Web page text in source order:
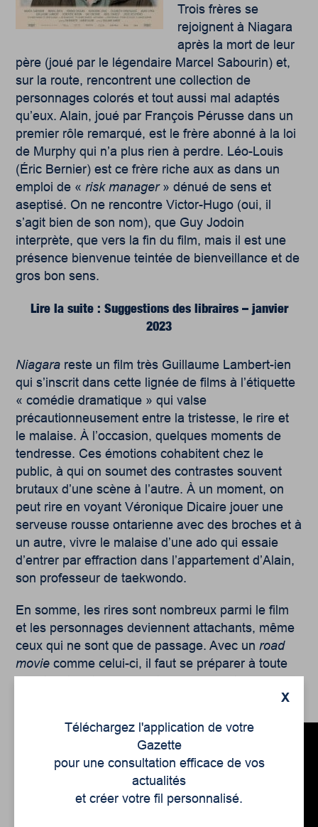
Trois frères se
rejoignent à Niagara
après la mort de leur
père (joué par le légendaire Marcel Sabourin) et,
sur la route, rencontrent une collection de
personnages colorés et tout aussi mal adaptés
qu’eux. Alain, joué par François Pérusse dans un
premier rôle remarqué, est le frère abonné à la loi
de Murphy qui n’a plus rien à perdre. Léo-Louis
(Éric Bernier) est ce frère riche aux as dans un
emploi de «risk manager» dénué de sens et
aseptisé. On ne rencontre Victor-Hugo (oui, il
s’agit bien de son nom), que Guy Jodoin
interprète, que vers la fin du film, mais il est une
présence bienvenue teintée de bienveillance et de
gros bon sens.
Lire la suite : Suggestions des libraires – janvier
2023
Niagara reste un film très Guillaume Lambert-ien
qui s’inscrit dans cette lignée de films à l’étiquette
« comédie dramatique » qui valse
précautionneusement entre la tristesse, le rire et
le malaise. À l’occasion, quelques moments de
tendresse. Ces émotions cohabitent chez le
public, à qui on soumet des contrastes souvent
brutaux d’une scène à l’autre. À un moment, on
peut rire en voyant Véronique Dicaire jouer une
serveuse rousse ontarienne avec des broches et à
un autre, vivre le malaise d’une ado qui essaie
d’entrer par effraction dans l’appartement d’Alain,
son professeur de taekwondo.
En somme, les rires sont nombreux parmi le film
et les personnages deviennent attachants, même
ceux qui ne sont que de passage. Avec unroad
movie comme celui-ci, il faut se préparer à toute
X
Téléchargez l'application de votre
Gazette
pour une consultation efficace de vos
actualités
et créer votre fil personnalisé.